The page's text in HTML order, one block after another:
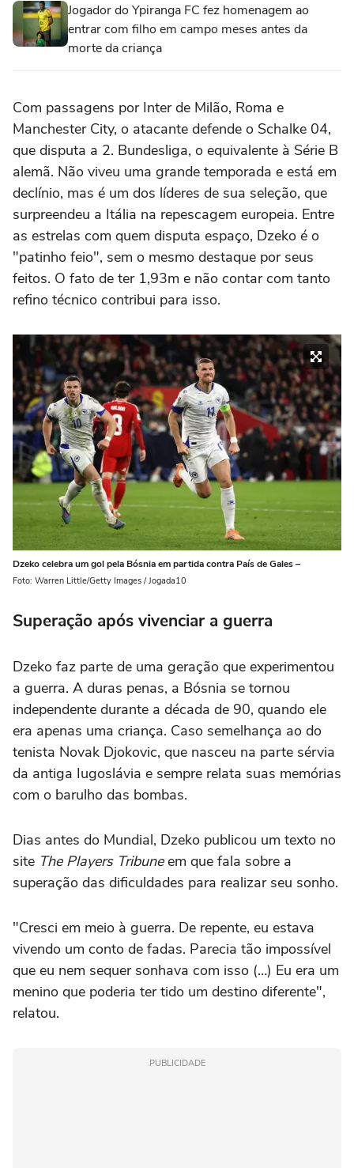
Jogador do Ypiranga FC fez homenagem ao
entrar com filho em campo meses antes da
morte da criança
Com passagens por Inter de Milão, Roma e
Manchester City, o atacante defende o Schalke 04,
que disputa a 2. Bundesliga, o equivalente à Série B
alemã. Não viveu uma grande temporada e está em
declínio, mas é um dos líderes de sua seleção, que
surpreendeu a Itália na repescagem europeia. Entre
as estrelas com quem disputa espaço, Dzeko é o
"patinho feio", sem o mesmo destaque por seus
feitos. O fato de ter 1,93m e não contar com tanto
refino técnico contribui para isso.
Dzeko celebra um gol pela Bósnia em partida contra País de Gales –
Foto: Warren Little/Getty Images / Jogada10
Superação após vivenciar a guerra
Dzeko faz parte de uma geração que experimentou
a guerra. A duras penas, a Bósnia se tornou
independente durante a década de 90, quando ele
era apenas uma criança. Caso semelhança ao do
tenista Novak Djokovic, que nasceu na parte sérvia
da antiga Iugoslávia e sempre relata suas memórias
com o barulho das bombas.
Dias antes do Mundial, Dzeko publicou um texto no
site The Players Tribuneem que fala sobre a
superação das dificuldades para realizar seu sonho.
"Cresci em meio à guerra. De repente, eu estava
vivendo um conto de fadas. Parecia tão impossível
que eu nem sequer sonhava com isso (…) Eu era um
menino que poderia ter tido um destino diferente",
relatou.
PUBLICIDADE